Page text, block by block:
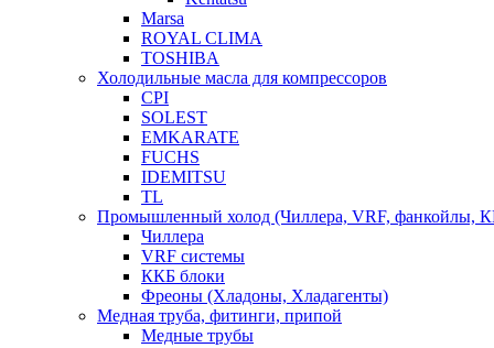
Marsa
ROYAL CLIMA
TOSHIBA
Холодильные масла для компрессоров
CPI
SOLEST
EMKARATE
FUCHS
IDEMITSU
TL
Промышленный холод (Чиллера, VRF, фанкойлы,
Чиллера
VRF системы
ККБ блоки
Фреоны (Хладоны, Хладагенты)
Медная труба, фитинги, припой
Медные трубы